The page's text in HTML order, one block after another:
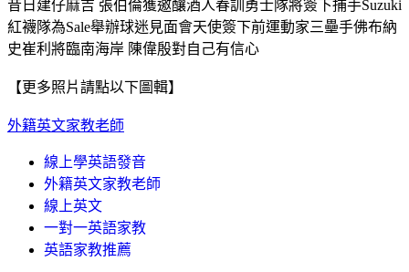
昔日建仔麻吉 張伯倫獲邀釀酒人春訓勇士隊將簽下捕手Suzuki
紅襪隊為Sale舉辦球迷見面會天使簽下前運動家三壘手佛布納
史崔利將臨南海岸 陳偉殷對自己有信心
【更多照片請點以下圖輯】
外籍英文家教老師
線上學英語發音
外籍英文家教老師
線上英文
一對一英語家教
英語家教推薦